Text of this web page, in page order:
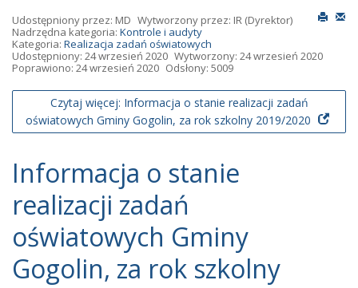
Udostępniony przez: MD Wytworzony przez: IR (Dyrektor)
Nadrzędna kategoria: Kontrole i audyty
Kategoria: Realizacja zadań oświatowych
Udostępniony: 24 wrzesień 2020 Wytworzony: 24 wrzesień 2020
Poprawiono: 24 wrzesień 2020 Odsłony: 5009
Czytaj więcej: Informacja o stanie realizacji zadań
oświatowych Gminy Gogolin, za rok szkolny 2019/2020
Informacja o stanie
realizacji zadań
oświatowych Gminy
Gogolin, za rok szkolny